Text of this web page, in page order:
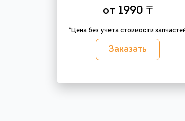
от 1990 ₸
*Цена без учета стоимости
Заказать